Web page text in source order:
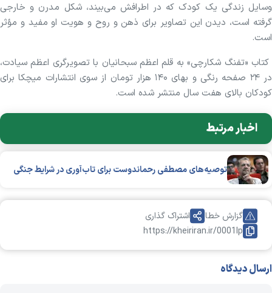
وسایل زندگی یک کودک که در اطرافش می‌بیند، شکل مدرن و خارجی
گرفته است، دیدن این تصاویر برای ذهن و روح و هویت او مفید و مؤثر
است.
کتاب «تفنگ شکارچی» به قلم اعظم سبحانیان با تصویرگری اعظم سیادت،
در ۲۴ صفحه رنگی و بهای ۱۴۰ هزار تومان از سوی انتشارات میچکا برای
کودکان بالای هفت سال منتشر شده است.
اخبار مرتبط
توصیه‌های مصطفی رحماندوست برای تاب‌آوری در شرایط جنگی
https://kheiriran.ir/0001Ip
گزارش خطا اشتراک گذاری
ارسال دیدگاه